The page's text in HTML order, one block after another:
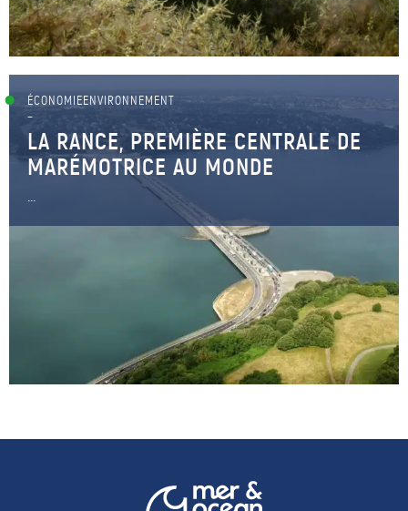
ÉCONOMIEENVIRONNEMENT
–
LA RANCE, PREMIÈRE CENTRALE DE
MARÉMOTRICE AU MONDE
...